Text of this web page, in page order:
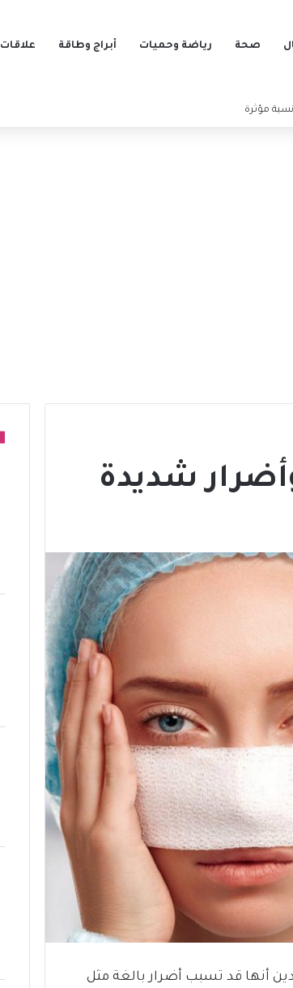
صحة رياضة وحميات أبراج وطاقة علاقات
شديدة
أنها قد تسبب أضرار بالغة مثل